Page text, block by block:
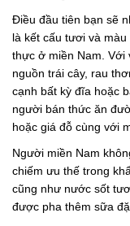
Điều đầu tiên bạn sẽ
là kết cấu tươi và
thực ở miền Nam. Với
nguồn trái cây, rau
cạnh bất kỳ đĩa hoặc
người bán thức ăn
hoặc giá đỗ cùng với
Người miền Nam
chiếm ưu thế trong
cũng như nước sốt
được pha thêm sữa